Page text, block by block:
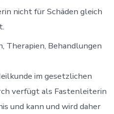
nicht für Schäden gleich
Therapien, Behandlungen
im gesetzlichen
verfügt als Fastenleiterin
und kann und wird daher